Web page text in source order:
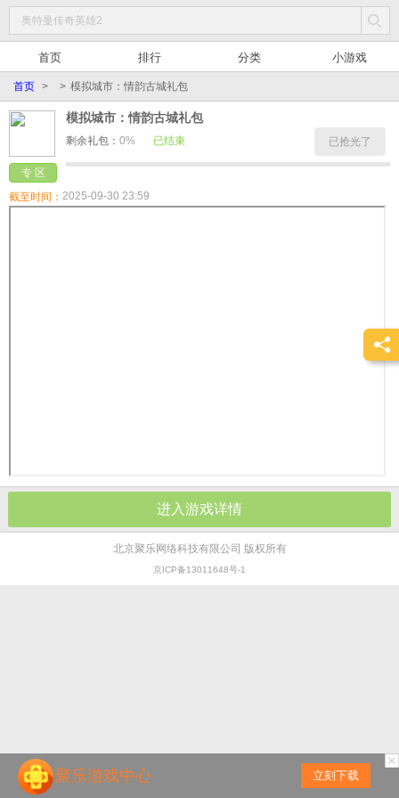
首页 排行 分类 小游戏
首页 > > 模拟城市：情韵古城礼包
专 区
模拟城市：情韵古城礼包
剩余礼包： 0% 已结束 已抢光了
截至时间： 2025-09-30 23:59
进入游戏详情
聚乐游戏中心 立刻下载
北京聚乐网络科技有限公司 版权所有
京ICP备13011648号-1